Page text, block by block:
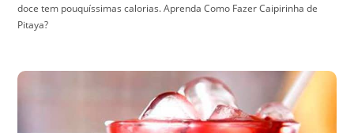
doce tem pouquíssimas calorias. Aprenda Como Fazer Caipirinha de
Pitaya?